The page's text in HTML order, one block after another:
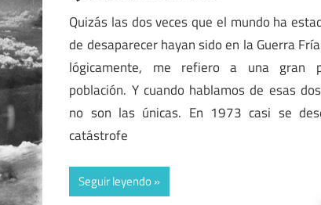
Quizás las dos veces que el mundo ha
de desaparecer hayan sido en la Guerra
lógicamente, me refiero a una gran
población. Y cuando hablamos de esas
no son las únicas. En 1973 casi se
catástrofe
Seguir leyendo